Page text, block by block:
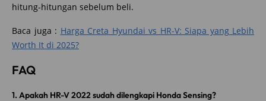
hitung-hitungan sebelum beli.
Baca juga : Harga Creta Hyundai vs HR-V: Siapa yang Lebih
Worth It di 2025?
FAQ
1. Apakah HR-V 2022 sudah dilengkapi Honda Sensing?